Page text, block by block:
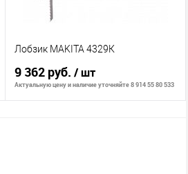
Лобзик MAKITA 4329К
9 362 руб. / шт
Актуальную цену и наличие уточняйте 8 914 55 80 533